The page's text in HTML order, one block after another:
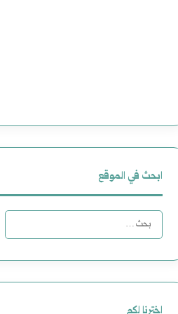
ابحث في الموقع
اخترنا لكم